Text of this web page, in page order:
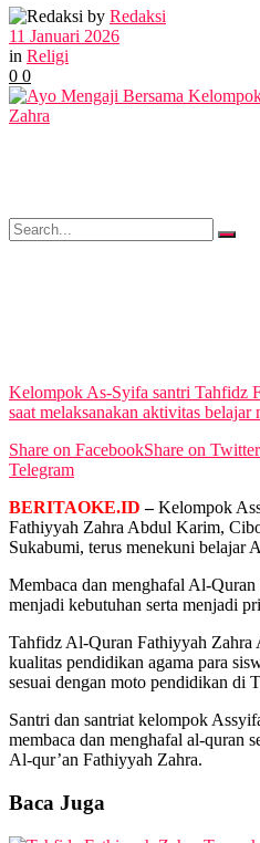
OPINI
by Redaksi
11 Januari 2026
in Religi
0 0
Kelompok As-Syifa santri Tahfidz
saat melaksanakan aktivitas
Share on FacebookShare on Twitter
Telegram
BERITAOKE.ID –Kelompok
Fathiyyah Zahra Abdul Karim,
Sukabumi, terus menekuni belajar
Membaca dan menghafal Al-
menjadi kebutuhan serta menjadi
Tahfidz Al-Quran Fathiyyah Zahra
kualitas pendidikan agama para
sesuai dengan moto pendidikan di
Santri dan santriat kelompok
membaca dan menghafal al-quran
Al-qur’an Fathiyyah Zahra.
Baca Juga